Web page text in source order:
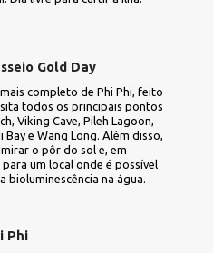
Gold Day
completo de Phi Phi, feito
todos os principais pontos
Viking Cave, Pileh Lagoon,
Bay e Wang Long. Além disso,
o pôr do sol e, em
um local onde é possível
bioluminescência na água.
Phi